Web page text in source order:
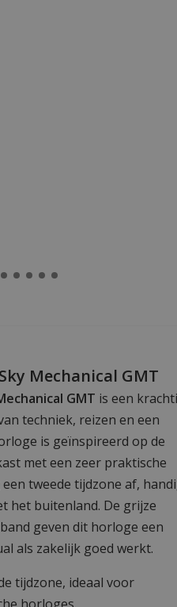
Mechanical GMT
GMT is een
techniek, reizen en een
is geïnspireerd op de
met een zeer praktische
tweede tijdzone af,
het buitenland. De grijze
geven dit horloge een
als zakelijk goed werkt.
tijdzone, ideaal voor